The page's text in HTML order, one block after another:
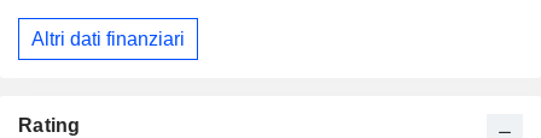
Altri dati finanziari
Rating